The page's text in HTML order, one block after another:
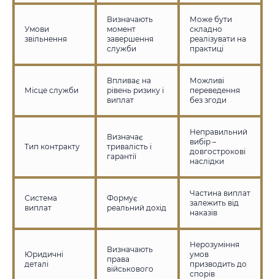
Умови
звільнення
Визначають
момент
завершення
служби
Може бути
складно
реалізувати на
практиці
Місце служби
Впливає на
рівень ризику і
виплат
Можливі
переведення
без згоди
Тип контракту
Визначає
тривалість і
гарантії
Неправильний
вибір –
довгострокові
наслідки
Система
виплат
Формує
реальний дохід
Частина виплат
залежить від
наказів
Юридичні
деталі
Визначають
права
військового
Нерозуміння
умов
призводить до
спорів